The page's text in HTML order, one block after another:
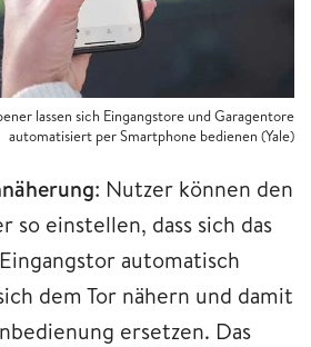
lassen sich Eingangstore und Garagentore
automatisiert per Smartphone bedienen (Yale)
: Nutzer können den
so einstellen, dass sich das
automatisch
dem Tor nähern und damit
ersetzen. Das